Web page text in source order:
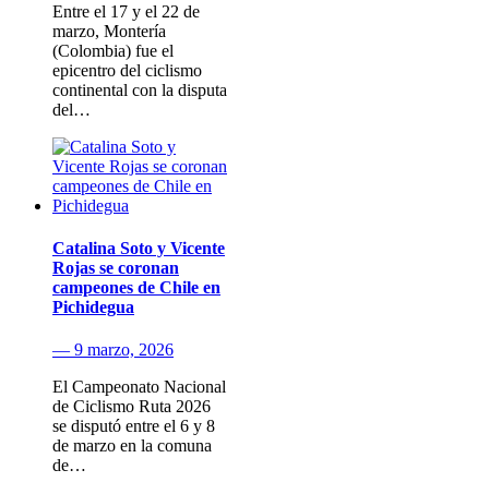
Entre el 17 y el 22 de
marzo, Montería
(Colombia) fue el
epicentro del ciclismo
continental con la disputa
del…
Catalina Soto y Vicente
Rojas se coronan
campeones de Chile en
Pichidegua
— 9 marzo, 2026
El Campeonato Nacional
de Ciclismo Ruta 2026
se disputó entre el 6 y 8
de marzo en la comuna
de…